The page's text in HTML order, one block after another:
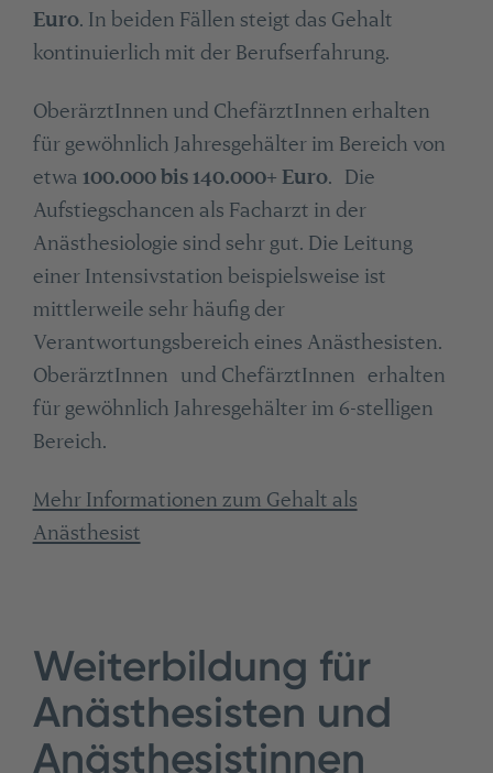
Euro. In beiden Fällen steigt das Gehalt
kontinuierlich mit der Berufserfahrung.
OberärztInnen und ChefärztInnen erhalten
für gewöhnlich Jahresgehälter im Bereich von
etwa 100.000 bis 140.000+ Euro. Die
Aufstiegschancen als Facharzt in der
Anästhesiologie sind sehr gut. Die Leitung
einer Intensivstation beispielsweise ist
mittlerweile sehr häufig der
Verantwortungsbereich eines Anästhesisten.
OberärztInnen und ChefärztInnen erhalten
für gewöhnlich Jahresgehälter im 6-stelligen
Bereich.
Mehr Informationen zum Gehalt als
Anästhesist
Weiterbildung für
Anästhesisten und
Anästhesistinnen